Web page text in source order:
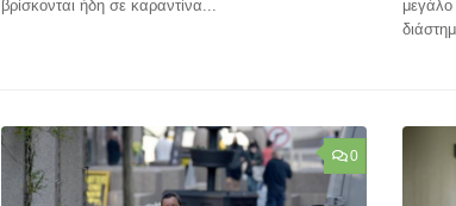
βρίσκονται ήδη σε καραντίνα...
μεγάλο
0